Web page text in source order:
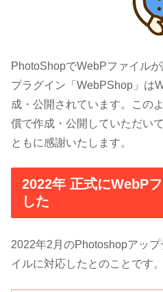
PhotoShopでWebPファイル
プラグイン「WebPShop」は
成・公開されています。この
償で作成・公開していただい
ともに感謝いたします。
2022年 正式にWebP
した
2022年2月のPhotoshopアッ
イルに対応したとのことです。